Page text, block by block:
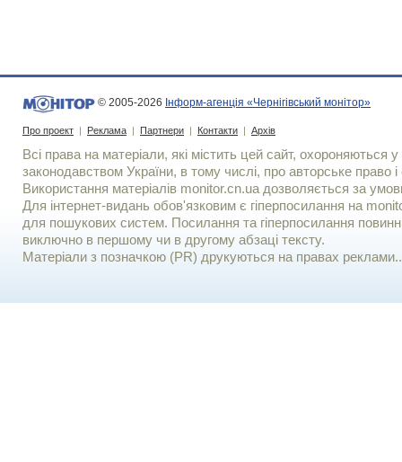
© 2005-2026 Інформ-агенція «Чернігівський монітор»
Про проект | Реклама | Партнери | Контакти | Архів
Всі права на матеріали, які містить цей сайт, охороняються у
законодавством України, в тому числі, про авторське право і
Використання матерiалiв monitor.cn.ua дозволяється за
Для iнтернет-видань обов'язковим є гiперпосилання на
для пошукових систем. Посилання та гіперпосилання
виключно в першому чи в другому абзаці тексту.
Матеріали з позначкою (PR) друкуються на правах реклами..